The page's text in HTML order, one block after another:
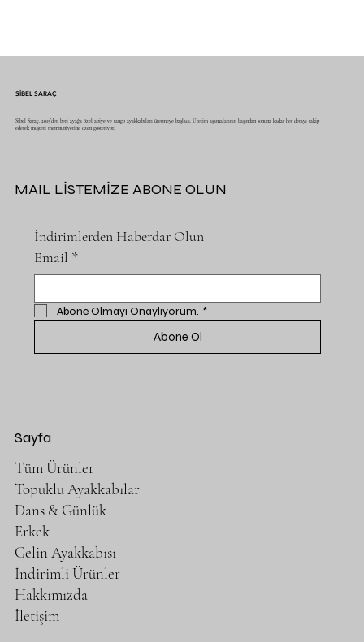
SİBEL SARAÇ
Sibel Saraç, 2015’den beri ayağa özel abiye ve tango ayakkabıları üretmeye başladı. Üretim aşamalarının başından sonuna kadar her detayı takip
ederek müşteri memnuniyetine özen gösteriyor.
MAIL LİSTEMİZE ABONE OLUN
İndirimlerden Haberdar Olun
Email *
Abone Olmayı Onaylıyorum. *
Abone Ol
Sayfa
Tüm Ürünler
Topuklu Ayakkabılar
Dans & Günlük
Erkek
Gelin Ayakkabısı
İndirimli Ürünler
Hakkımızda
İletişim